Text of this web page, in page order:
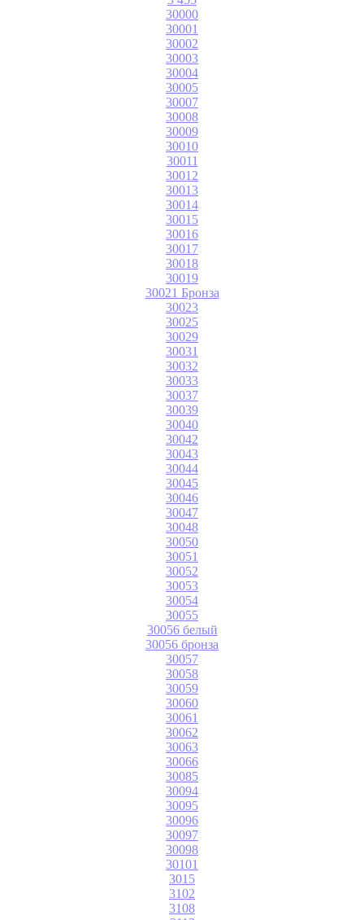
30000
30001
30002
30003
30004
30005
30007
30008
30009
30010
30011
30012
30013
30014
30015
30016
30017
30018
30019
30021 Бронза
30023
30025
30029
30031
30032
30033
30037
30039
30040
30042
30043
30044
30045
30046
30047
30048
30050
30051
30052
30053
30054
30055
30056 белый
30056 бронза
30057
30058
30059
30060
30061
30062
30063
30066
30085
30094
30095
30096
30097
30098
30101
3015
3102
3108